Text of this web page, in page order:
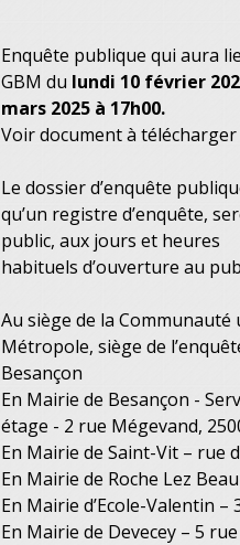
Enquête publique qui aura
GBM du lundi 10 février
mars 2025 à 17h00.
Voir document à
Le dossier d’enquête
qu’un registre d’enquête,
public, aux jours et heures
habituels d’ouverture au
Au siège de la
Métropole, siège de
Besançon
En Mairie de Besançon -
étage - 2 rue Mégevand,
En Mairie de Saint-Vit – rue
En Mairie de Roche Lez
En Mairie d’Ecole-Valentin
En Mairie de Devecey – 5